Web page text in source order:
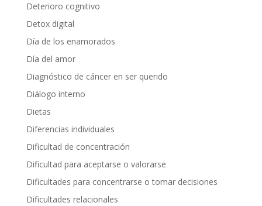
Deterioro cognitivo
Detox digital
Día de los enamorados
Día del amor
Diagnóstico de cáncer en ser querido
Diálogo interno
Dietas
Diferencias individuales
Dificultad de concentración
Dificultad para aceptarse o valorarse
Dificultades para concentrarse o tomar decisiones
Dificultades relacionales